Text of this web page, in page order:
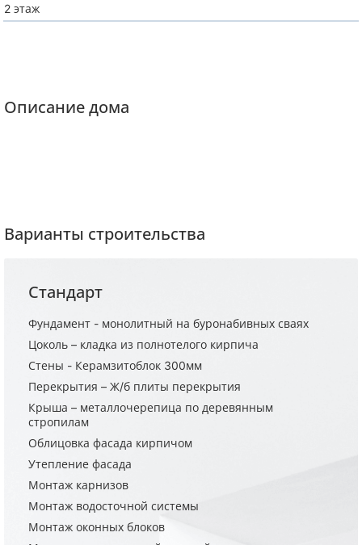
2 этаж
Описание дома
Варианты строительства
Стандарт
Фундамент - монолитный на буронабивных сваях
Цоколь – кладка из полнотелого кирпича
Стены - Керамзитоблок 300мм
Перекрытия – Ж/б плиты перекрытия
Крыша – металлочерепица по деревянным
стропилам
Облицовка фасада кирпичом
Утепление фасада
Монтаж карнизов
Монтаж водосточной системы
Монтаж оконных блоков